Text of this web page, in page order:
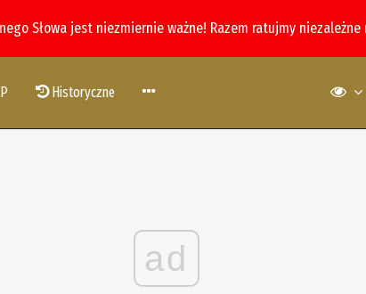
Słowa jest niezmiernie ważne! Razem ratujmy
Historyczne
ad